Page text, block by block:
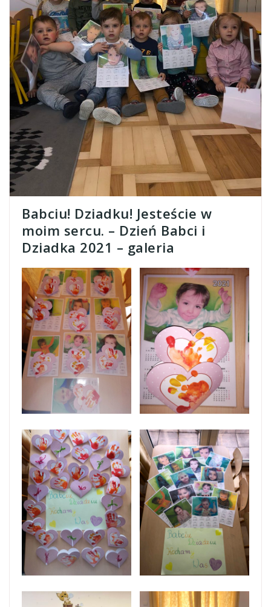
Babciu! Dziadku! Jesteście w
moim sercu. – Dzień Babci i
Dziadka 2021 – galeria